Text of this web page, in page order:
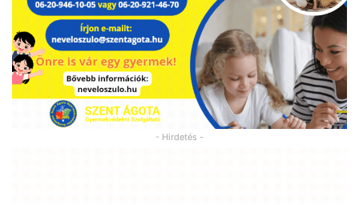
- Hirdetés -